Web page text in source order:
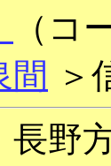
（コ
間 ＞
野